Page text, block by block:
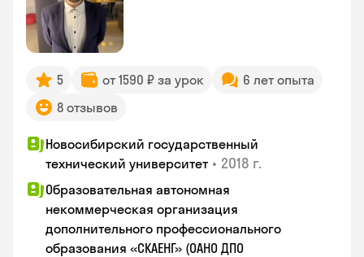
5 от 1590 ₽ за урок
6 лет опыта
8 отзывов
Новосибирский государственный
технический университет • 2018 г.
Образовательная автономная
некоммерческая организация
дополнительного профессионального
образования «СКАЕНГ» (ОАНО ДПО